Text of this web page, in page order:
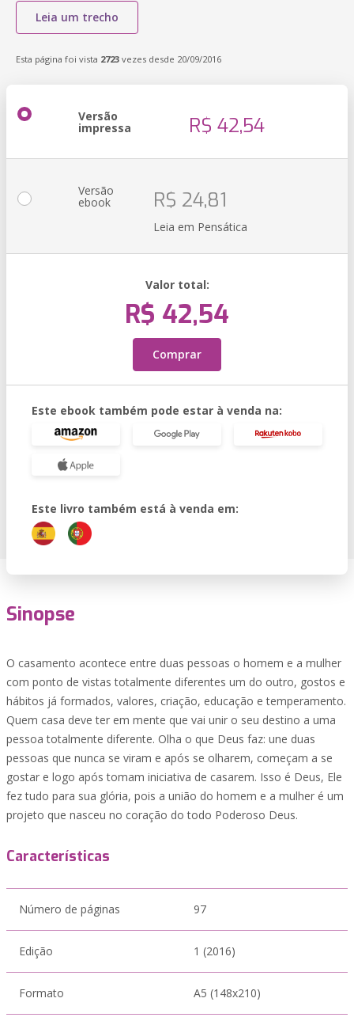
Leia um trecho
Esta página foi vista 2723 vezes desde 20/09/2016
Versão
impressa R$ 42,54
Versão
ebook R$ 24,81
Leia em Pensática
Valor total:
R$ 42,54
Comprar
Este ebook também pode estar à venda na:
Este livro também está à venda em:
Sinopse
O casamento acontece entre duas pessoas o homem e a mulher
com ponto de vistas totalmente diferentes um do outro, gostos e
hábitos já formados, valores, criação, educação e temperamento.
Quem casa deve ter em mente que vai unir o seu destino a uma
pessoa totalmente diferente. Olha o que Deus faz: une duas
pessoas que nunca se viram e após se olharem, começam a se
gostar e logo após tomam iniciativa de casarem. Isso é Deus, Ele
fez tudo para sua glória, pois a união do homem e a mulher é um
projeto que nasceu no coração do todo Poderoso Deus.
Características
Número de páginas 97
Edição 1 (2016)
Formato A5 (148x210)